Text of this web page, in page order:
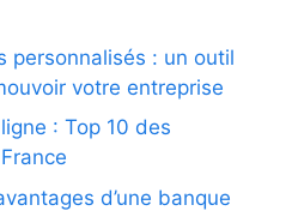
personnalisés : un outil
votre entreprise
: Top 10 des
d’une banque